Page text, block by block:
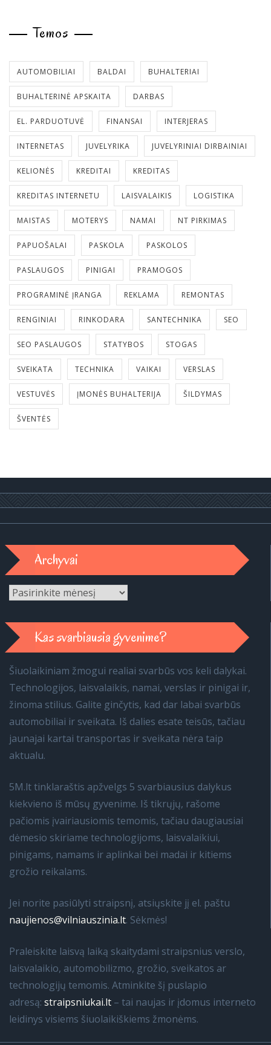
Temos
AUTOMOBILIAI BALDAI BUHALTERIAI
BUHALTERINĖ APSKAITA DARBAS
EL. PARDUOTUVĖ FINANSAI INTERJERAS
INTERNETAS JUVELYRIKA JUVELYRINIAI DIRBAINIAI
KELIONĖS KREDITAI KREDITAS
KREDITAS INTERNETU LAISVALAIKIS LOGISTIKA
MAISTAS MOTERYS NAMAI NT PIRKIMAS
PAPUOŠALAI PASKOLA PASKOLOS
PASLAUGOS PINIGAI PRAMOGOS
PROGRAMINĖ ĮRANGA REKLAMA REMONTAS
RENGINIAI RINKODARA SANTECHNIKA SEO
SEO PASLAUGOS STATYBOS STOGAS
SVEIKATA TECHNIKA VAIKAI VERSLAS
VESTUVĖS ĮMONĖS BUHALTERIJA ŠILDYMAS
ŠVENTĖS
Archyvai
Archyvai
Kas svarbiausia gyvenime?
Šiuolaikiniam žmogui realiai svarbūs vos keli dalykai.
Technologijos, laisvalaikis, namai, verslas ir pinigai ir,
žinoma stilius. Galite ginčytis, kad dar labai svarbūs
automobiliai ir sveikata. Iš dalies esate teisūs, tačiau
jaunajai kartai transportas ir sveikata nėra taip
aktualu.
5M.lt tinklaraštis apžvelgs 5 svarbiausius dalykus
kiekvieno iš mūsų gyvenime. Iš tikrųjų, rašome
pačiomis įvairiausiomis temomis, tačiau daugiausiai
dėmesio skiriame technologijoms, laisvalaikiui,
pinigams, namams ir aplinkai bei madai ir kitiems
grožio reikalams.
Jei norite pasiūlyti straipsnį, atsiųskite jį el. paštu
naujienos@vilniauszinia.lt. Sėkmės!
Praleiskite laisvą laiką skaitydami straipsnius verslo,
laisvalaikio, automobilizmo, grožio, sveikatos ar
technologijų temomis. Atminkite šį puslapio
adresą: straipsniukai.lt – tai naujas ir įdomus interneto
leidinys visiems šiuolaikiškiems žmonėms.